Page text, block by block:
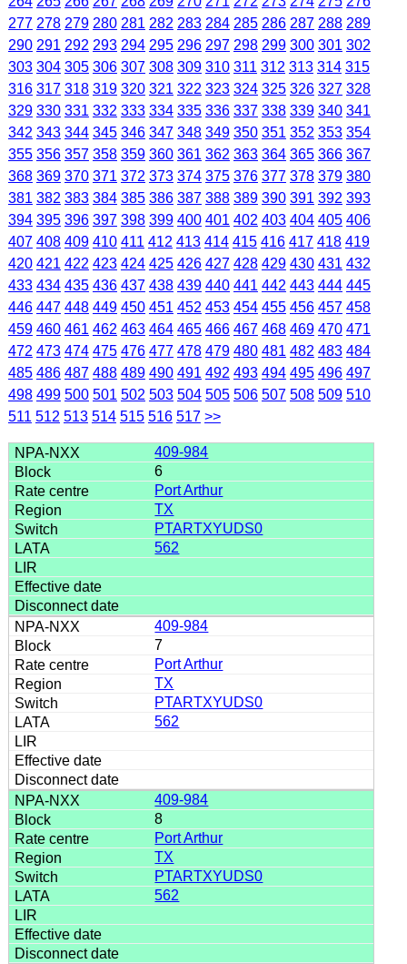
277 278 279 280 281 282 283 284 285 286 287 288 289
290 291 292 293 294 295 296 297 298 299 300 301 302
303 304 305 306 307 308 309 310 311 312 313 314 315
316 317 318 319 320 321 322 323 324 325 326 327 328
329 330 331 332 333 334 335 336 337 338 339 340 341
342 343 344 345 346 347 348 349 350 351 352 353 354
355 356 357 358 359 360 361 362 363 364 365 366 367
368 369 370 371 372 373 374 375 376 377 378 379 380
381 382 383 384 385 386 387 388 389 390 391 392 393
394 395 396 397 398 399 400 401 402 403 404 405 406
407 408 409 410 411 412 413 414 415 416 417 418 419
420 421 422 423 424 425 426 427 428 429 430 431 432
433 434 435 436 437 438 439 440 441 442 443 444 445
446 447 448 449 450 451 452 453 454 455 456 457 458
459 460 461 462 463 464 465 466 467 468 469 470 471
472 473 474 475 476 477 478 479 480 481 482 483 484
485 486 487 488 489 490 491 492 493 494 495 496 497
498 499 500 501 502 503 504 505 506 507 508 509 510
511 512 513 514 515 516 517 >>
409-984
6
Port Arthur
TX
PTARTXYUDS0
562
409-984
7
Port Arthur
TX
PTARTXYUDS0
562
409-984
8
Port Arthur
TX
PTARTXYUDS0
562